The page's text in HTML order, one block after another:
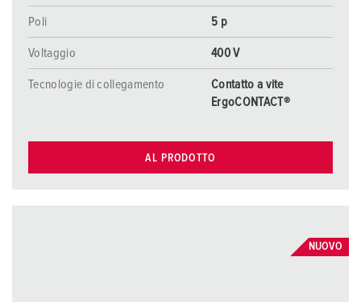
Poli 5 p
Voltaggio 400 V
Tecnologie di collegamento
Contatto a vite
ErgoCONTACT®
AL PRODOTTO
NUOVO